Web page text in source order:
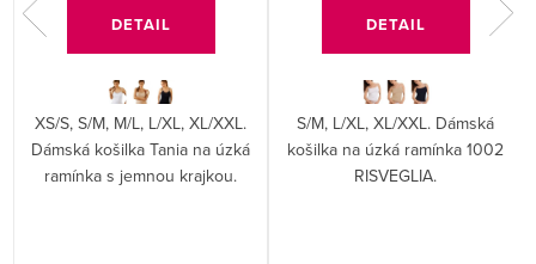
DETAIL
XS/S, S/M, M/L, L/XL, XL/XXL.
Dámská košilka Tania na úzká
ramínka s jemnou krajkou.
DETAIL
S/M, L/XL, XL/XXL. Dámská
košilka na úzká ramínka 1002
RISVEGLIA.